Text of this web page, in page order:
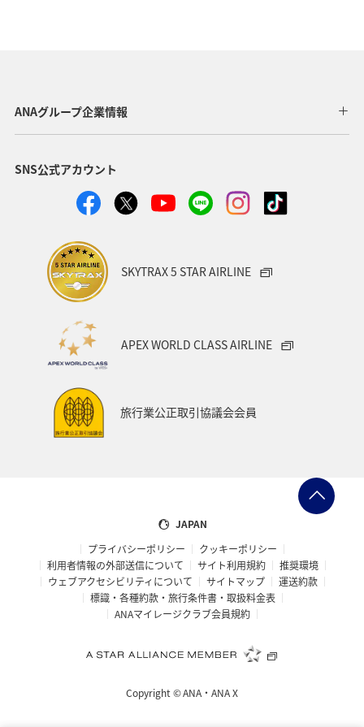
ANAグループ企業情報
SNS公式アカウント
SKYTRAX 5 STAR AIRLINE
APEX WORLD CLASS AIRLINE
旅行業公正取引協議会会員
JAPAN
プライバシーポリシー
クッキーポリシー
利用者情報の外部送信について
サイト利用規約
推奨環境
ウェブアクセシビリティについて
サイトマップ
運送約款
標識・各種約款・旅行条件書・取扱料金表
ANAマイレージクラブ会員規約
Copyright ©ANA・ANA X